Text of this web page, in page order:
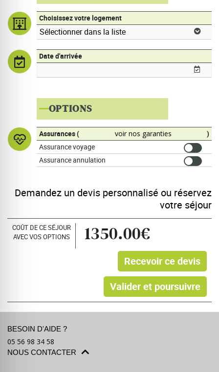
Choisissez votre logement
Date d'arrivée
OPTIONS
Assurances ( voir nos garanties
)
Assurance voyage
Assurance annulation
Demandez un devis personnalisé ou réservez
votre séjour
COÛT DE CE SÉJOUR
AVEC VOS OPTIONS
1350.00€
Recevoir ce devis
Valider et poursuivre
BESOIN D'AIDE ?
05 56 98 34 58
NOUS CONTACTER